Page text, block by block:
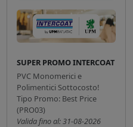
SUPER PROMO INTERCOAT
PVC Monomerici e
Polimentici Sottocosto!
Tipo Promo: Best Price
(PRO03)
Valida fino al: 31-08-2026